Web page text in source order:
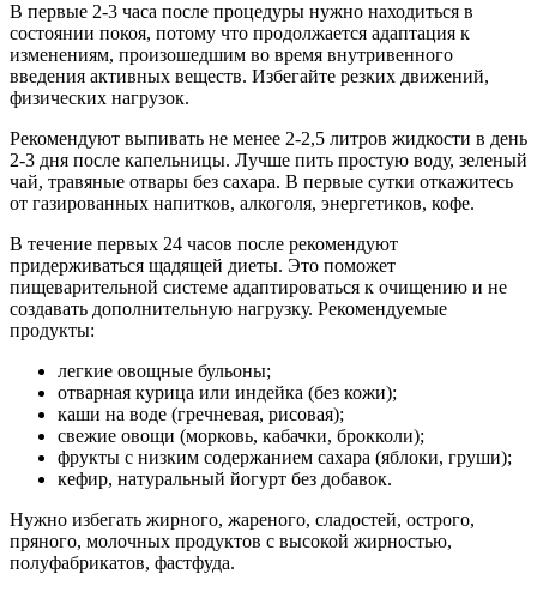
В первые 2-3 часа после процедуры нужно находиться в
состоянии покоя, потому что продолжается адаптация к
изменениям, произошедшим во время внутривенного
введения активных веществ. Избегайте резких движений,
физических нагрузок.
Рекомендуют выпивать не менее 2-2,5 литров жидкости в день
2-3 дня после капельницы. Лучше пить простую воду, зеленый
чай, травяные отвары без сахара. В первые сутки откажитесь
от газированных напитков, алкоголя, энергетиков, кофе.
В течение первых 24 часов после рекомендуют
придерживаться щадящей диеты. Это поможет
пищеварительной системе адаптироваться к очищению и не
создавать дополнительную нагрузку. Рекомендуемые
продукты:
легкие овощные бульоны;
отварная курица или индейка (без кожи);
каши на воде (гречневая, рисовая);
свежие овощи (морковь, кабачки, брокколи);
фрукты с низким содержанием сахара (яблоки, груши);
кефир, натуральный йогурт без добавок.
Нужно избегать жирного, жареного, сладостей, острого,
пряного, молочных продуктов с высокой жирностью,
полуфабрикатов, фастфуда.